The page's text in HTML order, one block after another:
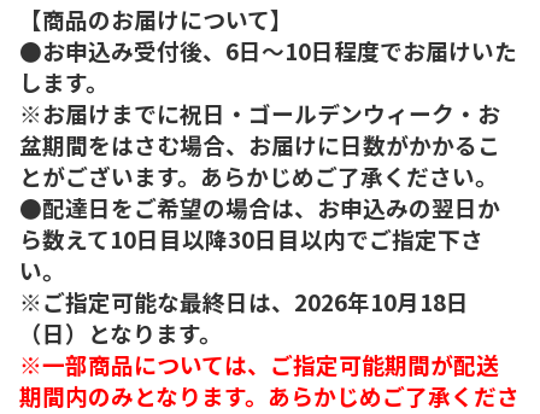
【商品のお届けについて】
●お申込み受付後、6日～10日程度でお届けいた
します。
※お届けまでに祝日・ゴールデンウィーク・お
盆期間をはさむ場合、お届けに日数がかかるこ
とがございます。あらかじめご了承ください。
●配達日をご希望の場合は、お申込みの翌日か
ら数えて10日目以降30日目以内でご指定下さ
い。
※ご指定可能な最終日は、2026年10月18日
（日）となります。
※一部商品については、ご指定可能期間が配送
期間内のみとなります。あらかじめご了承くださ